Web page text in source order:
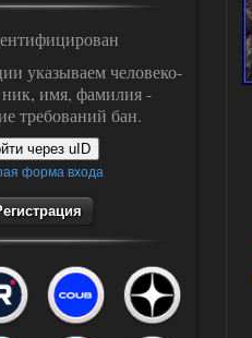
указываем человеко-
имя, фамилия -
требований бан.
через uID
форма входа